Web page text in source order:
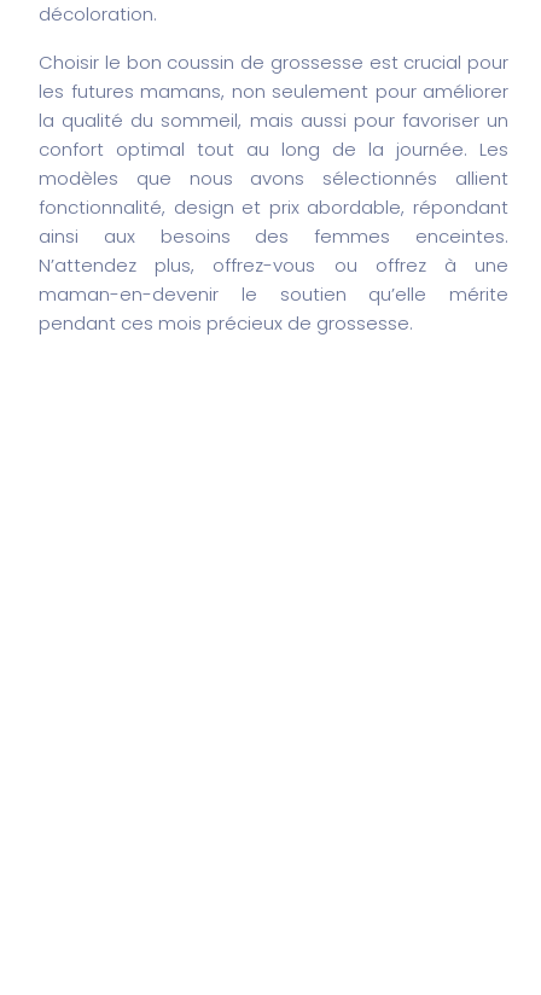
décoloration.
Choisir le bon coussin de grossesse est crucial pour
les futures mamans, non seulement pour améliorer
la qualité du sommeil, mais aussi pour favoriser un
confort optimal tout au long de la journée. Les
modèles que nous avons sélectionnés allient
fonctionnalité, design et prix abordable, répondant
ainsi aux besoins des femmes enceintes.
N’attendez plus, offrez-vous ou offrez à une
maman-en-devenir le soutien qu’elle mérite
pendant ces mois précieux de grossesse.